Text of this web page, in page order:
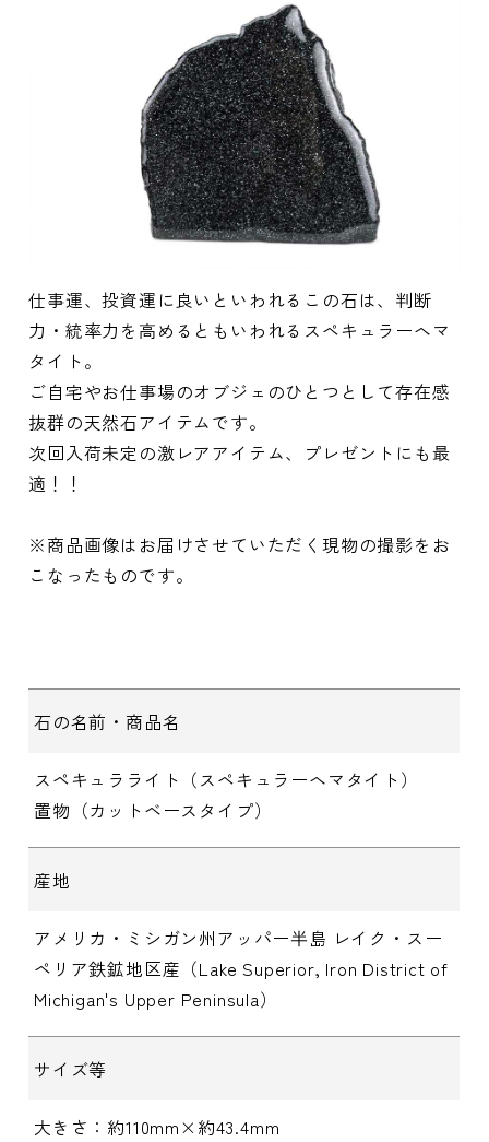
仕事運、投資運に良いといわれるこの石は、判断
力・統率力を高めるともいわれるスペキュラーヘマ
タイト。
ご自宅やお仕事場のオブジェのひとつとして存在感
抜群の天然石アイテムです。
次回入荷未定の激レアアイテム、プレゼントにも最
適！！
※商品画像はお届けさせていただく現物の撮影をお
こなったものです。
石の名前・商品名
スペキュラライト（スペキュラーヘマタイト）
置物（カットベースタイプ）
産地
アメリカ・ミシガン州アッパー半島 レイク・スー
ペリア鉄鉱地区産（Lake Superior, Iron District of
Michigan's Upper Peninsula）
サイズ等
大きさ：約110mm×約43.4mm